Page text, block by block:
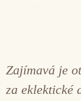
Zajímavá je
za eklektické